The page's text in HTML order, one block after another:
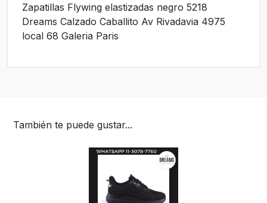
Zapatillas Flywing elastizadas negro 5218
Dreams Calzado Caballito Av Rivadavia 4975
local 68 Galeria Paris
También te puede gustar...